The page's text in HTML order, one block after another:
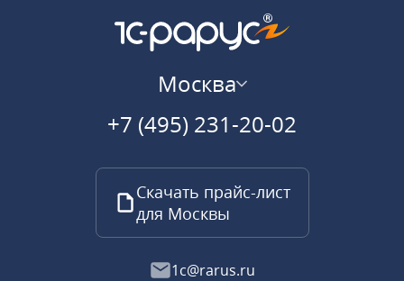
Москва
+7 (495) 231-20-02
Скачать прайс-лист
для Москвы
1c@rarus.ru